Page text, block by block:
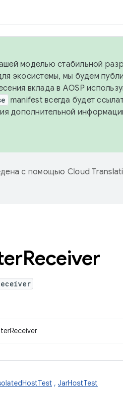
моделью стабильной
экосистемы, мы будем
вклада в AOSP
manifest всегда будет
дополнительной
с помощью Cloud
Receiver
, JarHostTest